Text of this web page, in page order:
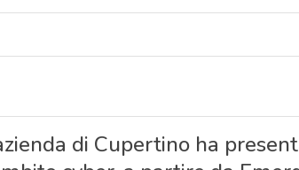
di Cupertino ha